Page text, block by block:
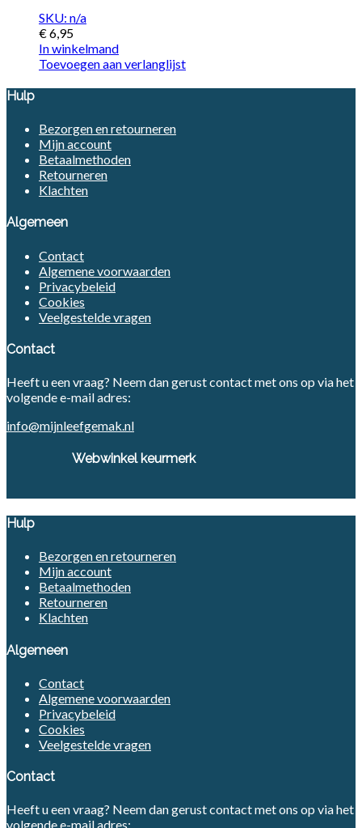
SKU: n/a
€6,95
In winkelmand
Toevoegen aan verlanglijst
Hulp
Bezorgen en retourneren
Mijn account
Betaalmethoden
Retourneren
Klachten
Algemeen
Contact
Algemene voorwaarden
Privacybeleid
Cookies
Veelgestelde vragen
Contact
Heeft u een vraag? Neem dan gerust contact met ons op via het
volgende e-mail adres:
info@mijnleefgemak.nl
Webwinkel keurmerk
Hulp
Bezorgen en retourneren
Mijn account
Betaalmethoden
Retourneren
Klachten
Algemeen
Contact
Algemene voorwaarden
Privacybeleid
Cookies
Veelgestelde vragen
Contact
Heeft u een vraag? Neem dan gerust contact met ons op via het
volgende e-mail adres: